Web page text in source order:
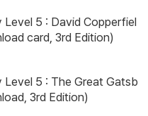
5 : David Copperfiel
card, 3rd Edition)
5 : The Great Gatsb
3rd Edition)